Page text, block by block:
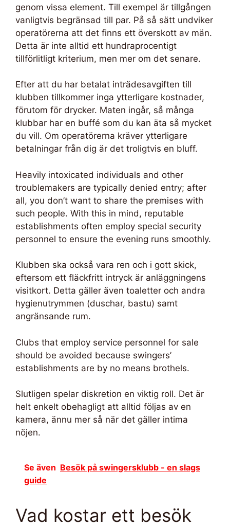
genom vissa element. Till exempel är tillgången
vanligtvis begränsad till par. På så sätt undviker
operatörerna att det finns ett överskott av män.
Detta är inte alltid ett hundraprocentigt
tillförlitligt kriterium, men mer om det senare.
Efter att du har betalat inträdesavgiften till
klubben tillkommer inga ytterligare kostnader,
förutom för drycker. Maten ingår, så många
klubbar har en buffé som du kan äta så mycket
du vill. Om operatörerna kräver ytterligare
betalningar från dig är det troligtvis en bluff.
Heavily intoxicated individuals and other
troublemakers are typically denied entry; after
all, you don’t want to share the premises with
such people. With this in mind, reputable
establishments often employ special security
personnel to ensure the evening runs smoothly.
Klubben ska också vara ren och i gott skick,
eftersom ett fläckfritt intryck är anläggningens
visitkort. Detta gäller även toaletter och andra
hygienutrymmen (duschar, bastu) samt
angränsande rum.
Clubs that employ service personnel for sale
should be avoided because swingers’
establishments are by no means brothels.
Slutligen spelar diskretion en viktig roll. Det är
helt enkelt obehagligt att alltid följas av en
kamera, ännu mer så när det gäller intima
nöjen.
Se även Besök på swingersklubb - en slags
guide
Vad kostar ett besök